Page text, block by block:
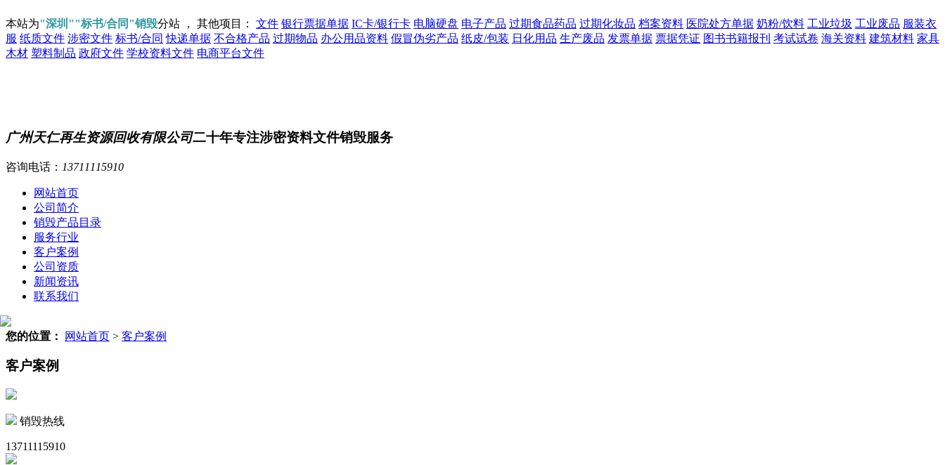
本站为"深圳""标书/合同"销毁分站 ， 其他项目： 文件 银行票据单据 IC卡/银行卡 电脑硬盘 电子产品 过期食品药品 过期化妆品 档案资料 医院处方单据 奶粉/饮料 工业垃圾 工业废品 服装衣
服 纸质文件 涉密文件 标书/合同 快递单据 不合格产品 过期物品 办公用品资料 假冒伪劣产品 纸皮/包装 日化用品 生产废品 发票单据 票据凭证 图书书籍报刊 考试试卷 海关资料 建筑材料 家具
木材 塑料制品 政府文件 学校资料文件 电商平台文件
广州天仁再生资源回收有限公司二十年专注涉密资料文件销毁服务
咨询电话： 13711115910
网站首页
公司简介
销毁产品目录
服务行业
客户案例
公司资质
新闻资讯
联系我们
您的位置： 网站首页 > 客户案例
客户案例
销毁热线
13711115910